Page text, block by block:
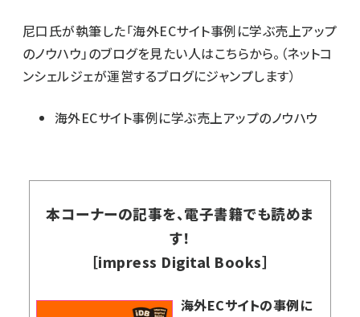
尼口氏が執筆した「海外ECサイト事例に学ぶ売上アップ
のノウハウ」のブログを見たい人はこちらから。（ネットコ
ンシェルジェが運営するブログにジャンプします）
海外ECサイト事例に学ぶ売上アップのノウハウ
本コーナーの記事を、電子書籍でも読めま
す！
［impress Digital Books］
海外ECサイトの事例に